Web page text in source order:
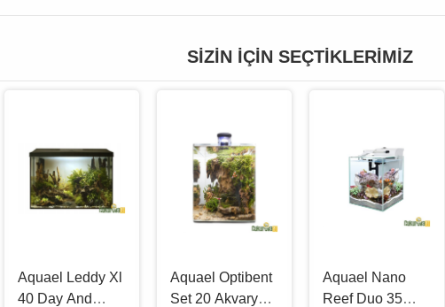
SIZIN İÇIN SEÇTIKLERIMIZ
Aquael Leddy Xl
40 Day And
Aquael Optibent
Set 20 Akvaryum
Aquael Nano
Reef Duo 35